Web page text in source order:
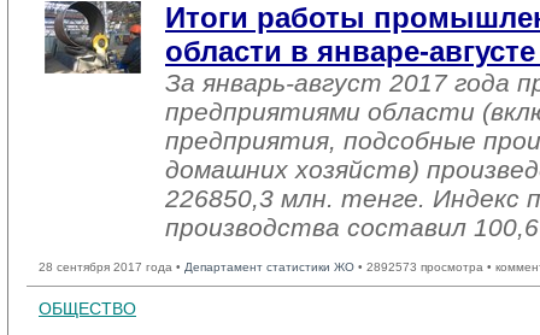
Итоги работы
области в январе-
За январь-август 2017 года
предприятиями области
предприятия, подсобные
домашних хозяйств)
226850,3 млн. тенге. Индекс
производства составил
28 сентября 2017 года • Департамент статистики ЖО • 2892573 просмотра •
ОБЩЕСТВО